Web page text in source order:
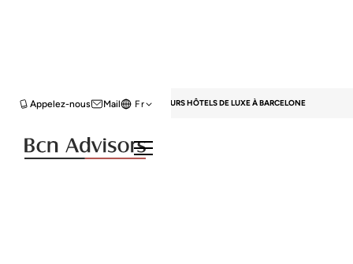
Mail
Appelez-nous Fr
HOME BLOG GENERAL LES 6 MEILLEURS HÔTELS DE LUXE À BARCELONE